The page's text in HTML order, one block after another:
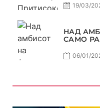
19/03/
НАД
САМО
06/01/